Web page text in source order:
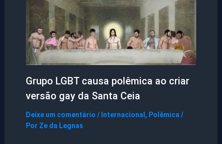
Grupo LGBT causa polêmica ao criar
versão gay da Santa Ceia
Deixe um comentário / Internacional , Polêmica /
Por Ze da Legnas